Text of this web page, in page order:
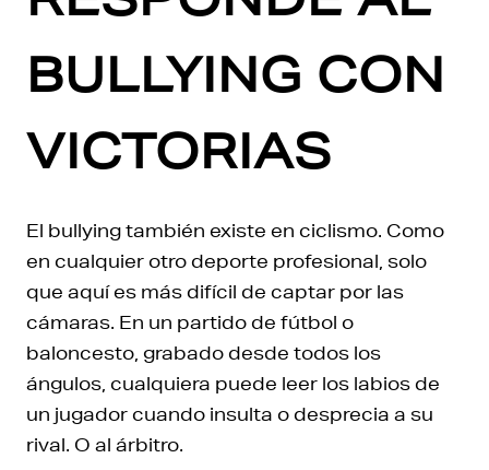
BULLYING CON
VICTORIAS
El bullying también existe en ciclismo. Como
en cualquier otro deporte profesional, solo
que aquí es más difícil de captar por las
cámaras. En un partido de fútbol o
baloncesto, grabado desde todos los
ángulos, cualquiera puede leer los labios de
un jugador cuando insulta o desprecia a su
rival. O al árbitro.